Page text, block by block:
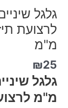
מ"מ
₪25
32T
קוטר
ציר
6
מ"מ
לרצועת
תיזמון
GT2